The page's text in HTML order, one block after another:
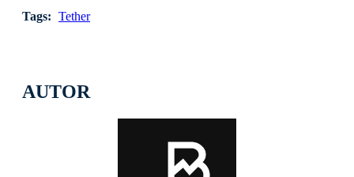
AUTOR
Tags: Tether